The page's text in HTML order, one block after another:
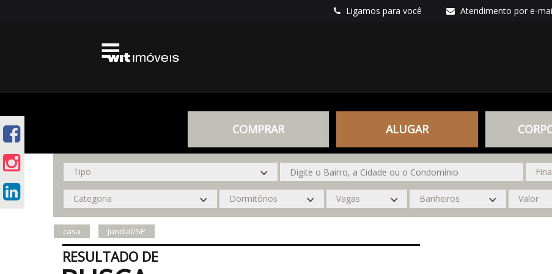
Ligamos para você Atendimento por e-
COMPRAR ALUGAR
casa Jundiaí/SP
RESULTADO DE